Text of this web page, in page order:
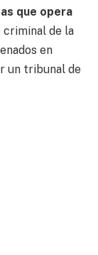
que opera
criminal de la
en
un tribunal de